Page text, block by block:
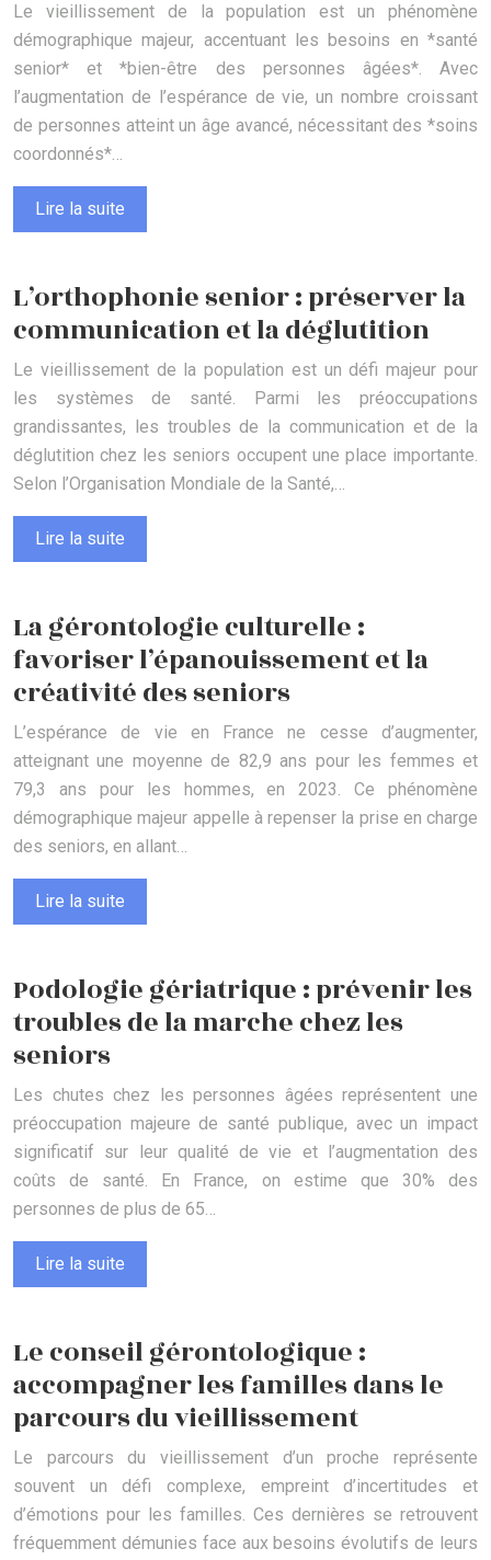
Le vieillissement de la population est un phénomène
démographique majeur, accentuant les besoins en *santé
senior* et *bien-être des personnes âgées*. Avec
l’augmentation de l’espérance de vie, un nombre croissant
de personnes atteint un âge avancé, nécessitant des *soins
coordonnés*…
Lire la suite
L’orthophonie senior : préserver la
communication et la déglutition
Le vieillissement de la population est un défi majeur pour
les systèmes de santé. Parmi les préoccupations
grandissantes, les troubles de la communication et de la
déglutition chez les seniors occupent une place importante.
Selon l’Organisation Mondiale de la Santé,…
Lire la suite
La gérontologie culturelle :
favoriser l’épanouissement et la
créativité des seniors
L’espérance de vie en France ne cesse d’augmenter,
atteignant une moyenne de 82,9 ans pour les femmes et
79,3 ans pour les hommes, en 2023. Ce phénomène
démographique majeur appelle à repenser la prise en charge
des seniors, en allant…
Lire la suite
Podologie gériatrique : prévenir les
troubles de la marche chez les
seniors
Les chutes chez les personnes âgées représentent une
préoccupation majeure de santé publique, avec un impact
significatif sur leur qualité de vie et l’augmentation des
coûts de santé. En France, on estime que 30% des
personnes de plus de 65…
Lire la suite
Le conseil gérontologique :
accompagner les familles dans le
parcours du vieillissement
Le parcours du vieillissement d’un proche représente
souvent un défi complexe, empreint d’incertitudes et
d’émotions pour les familles. Ces dernières se retrouvent
fréquemment démunies face aux besoins évolutifs de leurs